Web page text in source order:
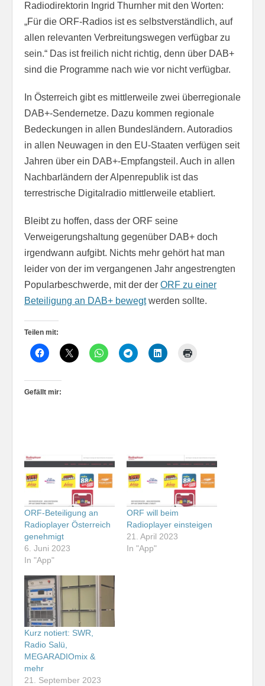
Radiodirektorin Ingrid Thurnher mit den Worten:
„Für die ORF-Radios ist es selbstverständlich, auf
allen relevanten Verbreitungswegen verfügbar zu
sein.“ Das ist freilich nicht richtig, denn über DAB+
sind die Programme nach wie vor nicht verfügbar.
In Österreich gibt es mittlerweile zwei überregionale
DAB+-Sendernetze. Dazu kommen regionale
Bedeckungen in allen Bundesländern. Autoradios
in allen Neuwagen in den EU-Staaten verfügen seit
Jahren über ein DAB+-Empfangsteil. Auch in allen
Nachbarländern der Alpenrepublik ist das
terrestrische Digitalradio mittlerweile etabliert.
Bleibt zu hoffen, dass der ORF seine
Verweigerungshaltung gegenüber DAB+ doch
irgendwann aufgibt. Nichts mehr gehört hat man
leider von der im vergangenen Jahr angestrengten
Popularbeschwerde, mit der der ORF zu einer
Beteiligung an DAB+ bewegtwerden sollte.
Teilen mit:
Gefällt mir:
ORF-Beteiligung an
Radioplayer Österreich
genehmigt
6. Juni 2023
In "App"
ORF will beim
Radioplayer einsteigen
21. April 2023
In "App"
Kurz notiert: SWR,
Radio Salü,
MEGARADIOmix &
mehr
21. September 2023